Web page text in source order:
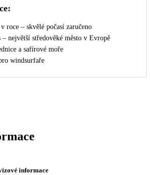
roce – skvělé počasí zaručeno
– největší středověké město v Evropě
a safírové moře
windsurfaře
informace